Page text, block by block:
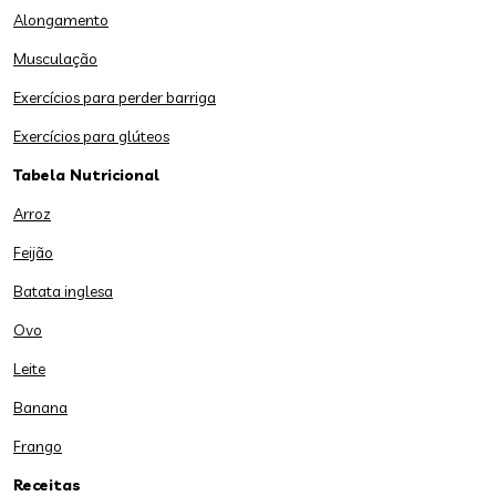
Alongamento
Musculação
Exercícios para perder barriga
Exercícios para glúteos
Tabela Nutricional
Arroz
Feijão
Batata inglesa
Ovo
Leite
Banana
Frango
Receitas